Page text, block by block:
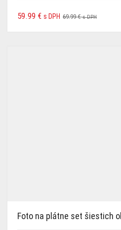
69.99€ s DPH
59.99 € s DPH
Foto na plátne set šiestich